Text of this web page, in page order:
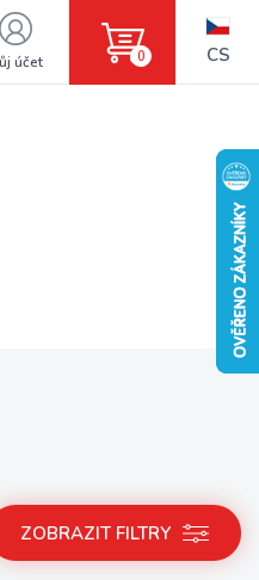
účet 0 CS
ZOBRAZIT FILTRY